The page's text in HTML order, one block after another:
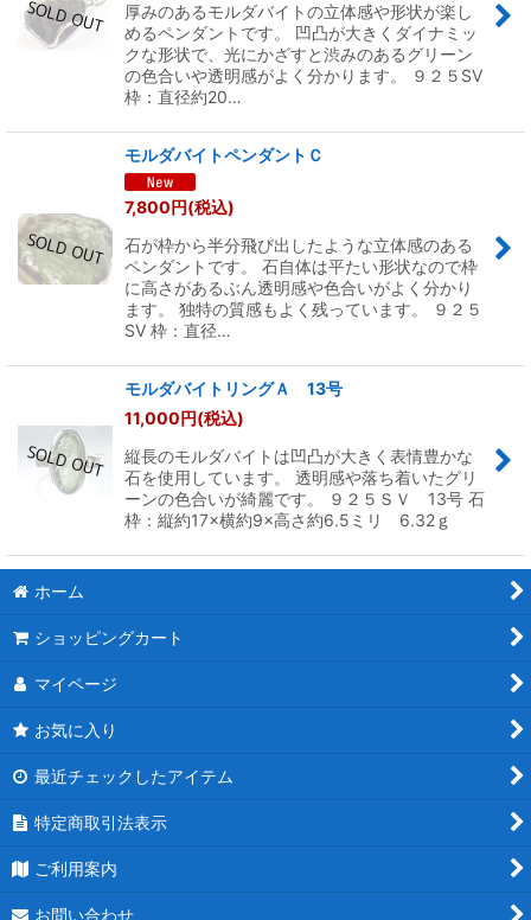
厚みのあるモルダバイトの立体感や形状が楽し
めるペンダントです。 凹凸が大きくダイナミッ
クな形状で、光にかざすと渋みのあるグリーン
の色合いや透明感がよく分かります。 ９２５SV
枠：直径約20…
モルダバイトペンダントＣ
7,800円(税込)
石が枠から半分飛び出したような立体感のある
ペンダントです。 石自体は平たい形状なので枠
に高さがあるぶん透明感や色合いがよく分かり
ます。 独特の質感もよく残っています。 ９２５
SV 枠：直径…
モルダバイトリングＡ 13号
11,000円(税込)
縦長のモルダバイトは凹凸が大きく表情豊かな
石を使用しています。 透明感や落ち着いたグリ
ーンの色合いが綺麗です。 ９２５ＳＶ 13号 石
枠：縦約17×横約9×高さ約6.5ミリ 6.32ｇ
ホーム
ショッピングカート
マイページ
お気に入り
最近チェックしたアイテム
特定商取引法表示
ご利用案内
お問い合わせ